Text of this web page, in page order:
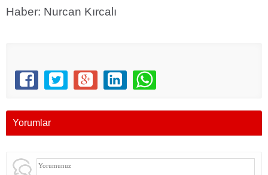
Haber: Nurcan Kırcalı
Yorumlar